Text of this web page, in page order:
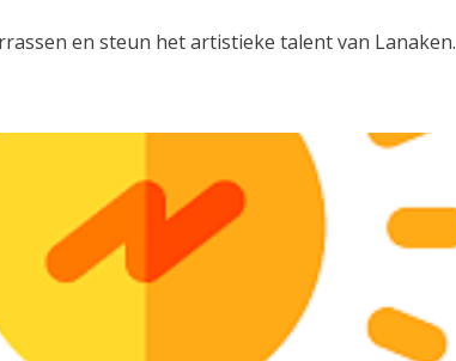
en steun het artistieke talent van Lanaken.